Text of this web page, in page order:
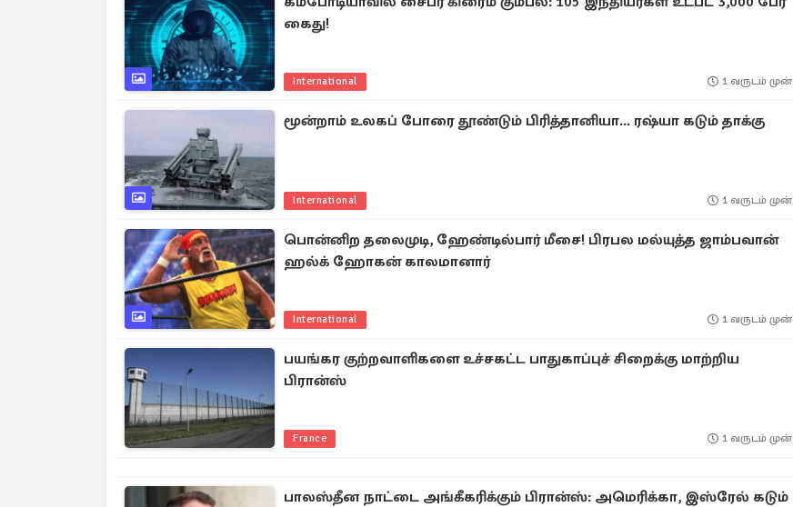
கைது!
International 1 வருடம் முன்
மூன்றாம் உலகப் போரை தூண்டும் பிரித்தானியா... ரஷ்யா கடும் தாக்கு
International 1 வருடம் முன்
பொன்னிற தலைமுடி, ஹேண்டில்பார் மீசை! பிரபல மல்யுத்த ஜாம்பவான்
ஹல்க் ஹோகன் காலமானார்
International 1 வருடம் முன்
பயங்கர குற்றவாளிகளை உச்சகட்ட பாதுகாப்புச் சிறைக்கு மாற்றிய
பிரான்ஸ்
France 1 வருடம் முன்
பாலஸ்தீன நாட்டை அங்கீகரிக்கும் பிரான்ஸ்: அமெரிக்கா, இஸ்ரேல் கடும்